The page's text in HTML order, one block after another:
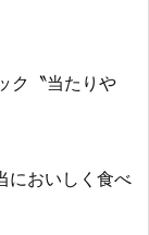
ク〝当たりや
においしく食べ